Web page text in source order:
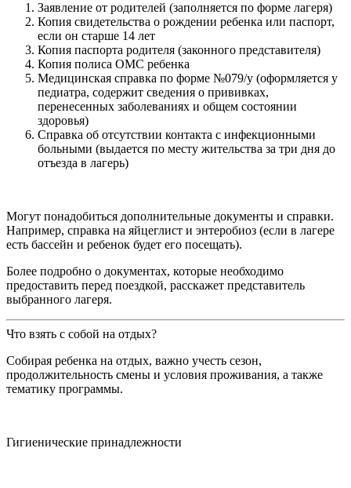
Заявление от родителей (заполняется по форме лагеря)
Копия свидетельства о рождении ребенка или паспорт,
если он старше 14 лет
Копия паспорта родителя (законного представителя)
Копия полиса ОМС ребенка
Медицинская справка по форме №079/у (оформляется у
педиатра, содержит сведения о прививках,
перенесенных заболеваниях и общем состоянии
здоровья)
Справка об отсутствии контакта с инфекционными
больными (выдается по месту жительства за три дня до
отъезда в лагерь)
Могут понадобиться дополнительные документы и справки.
Например, справка на яйцеглист и энтеробиоз (если в лагере
есть бассейн и ребенок будет его посещать).
Более подробно о документах, которые необходимо
предоставить перед поездкой, расскажет представитель
выбранного лагеря.
Что взять с собой на отдых?
Собирая ребенка на отдых, важно учесть сезон,
продолжительность смены и условия проживания, а также
тематику программы.
Гигиенические принадлежности